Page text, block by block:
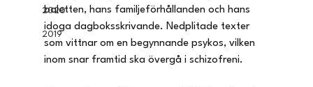
2020
2019
baletten, hans familjeförhållanden och hans
idoga dagboksskrivande. Nedplitade texter
som vittnar om en begynnande psykos, vilken
inom snar framtid ska övergå i schizofreni.